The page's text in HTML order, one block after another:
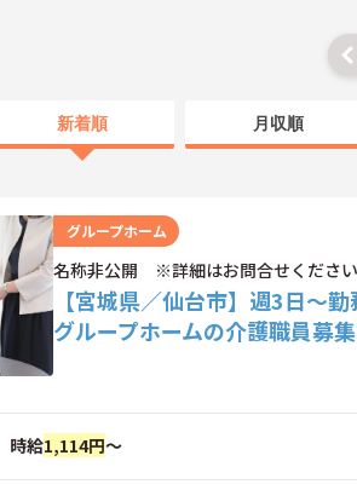
新着順 月収順
グループホーム
名称非公開 ※詳細はお問合せください
【宮城県／仙台市】週3日～
グループホームの介護職員募
時給1,114円～